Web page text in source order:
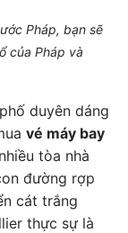
Pháp, bạn sẽ
của Pháp và
duyên dáng
vé máy bay
tòa nhà
đường rợp
cát trắng
thực sự là